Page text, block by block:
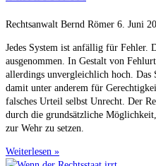
Rechtsanwalt Bernd Römer 6. Juni
Jedes System ist anfällig für Fehler.
ausgenommen. In Gestalt von
allerdings unvergleichlich hoch. Das
damit unter anderem für
falsches Urteil selbst Unrecht. Der
durch die grundsätzliche
zur Wehr zu setzen.
Weiterlesen »